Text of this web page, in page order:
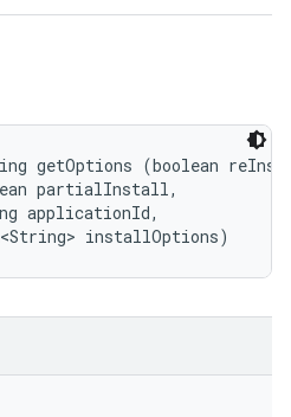
getOptions (boolean
partialInstall,
applicationId,
installOptions)